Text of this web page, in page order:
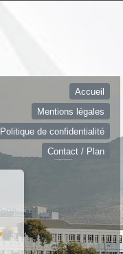
Accueil
Mentions légales
Politique de confidentialité
Contact / Plan